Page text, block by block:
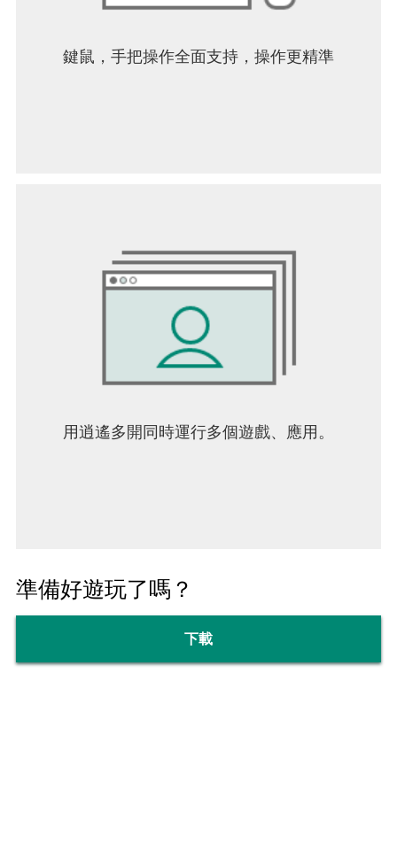
鍵鼠，手把操作全面支持，操作更精準
用逍遙多開同時運行多個遊戲、應用。
準備好遊玩了嗎？
下載